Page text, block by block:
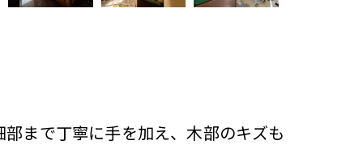
まで丁寧に手を加え、木部のキズも